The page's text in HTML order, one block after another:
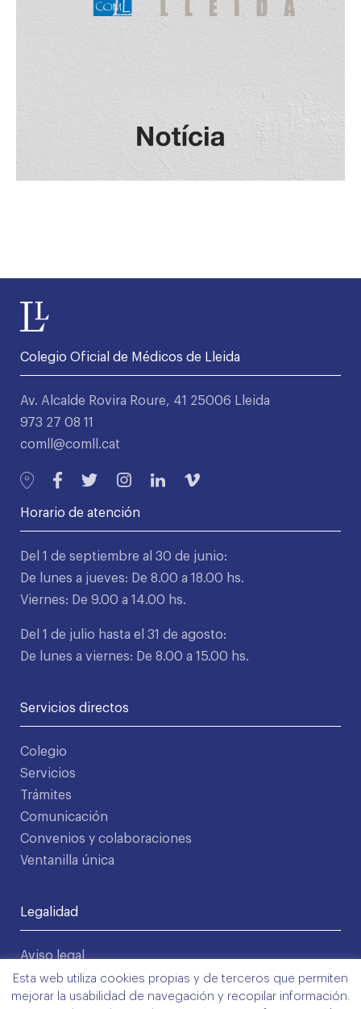
Colegio Oficial de Médicos de Lleida
Av. Alcalde Rovira Roure, 41 25006 Lleida
973 27 08 11
comll@comll.cat
Horario de atención
Del 1 de septiembre al 30 de junio:
De lunes a jueves: De 8.00 a 18.00 hs.
Viernes: De 9.00 a 14.00 hs.
Del 1 de julio hasta el 31 de agosto:
De lunes a viernes: De 8.00 a 15.00 hs.
Servicios directos
Colegio
Servicios
Trámites
Comunicación
Convenios y colaboraciones
Ventanilla única
Legalidad
Aviso legal
Política de privacidad
Condiciones de uso
Esta web utiliza cookies propias y de terceros que permiten
mejorar la usabilidad de navegación y recopilar información.